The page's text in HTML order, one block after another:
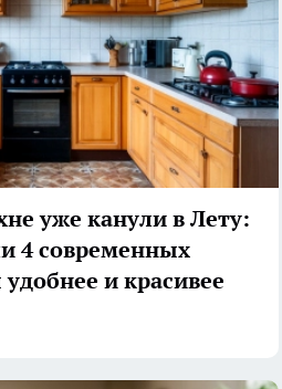
уже канули в Лету:
4 современных
и красивее